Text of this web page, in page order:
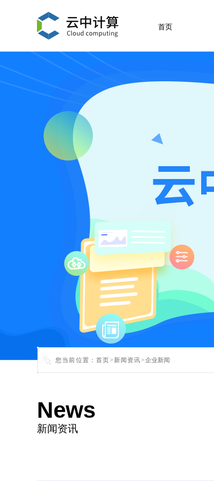
首页
您当前位置：首页> 新闻资讯>企业新闻
News
新闻资讯